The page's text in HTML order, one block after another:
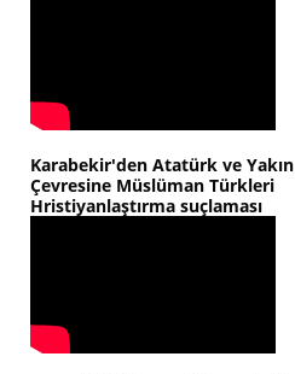
Karabekir'den Atatürk ve Yakın
Çevresine Müslüman Türkleri
Hristiyanlaştırma suçlaması